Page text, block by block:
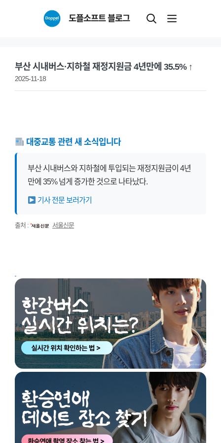
도플소프트 블로그
부산 시내버스·지하철 재정지원금 4년만에 35.5% ↑
2025-11-18
대중교통 관련 새 소식입니다
부산 시내버스와 지하철에 투입되는 재정지원금이 4년
만에 35% 넘게 증가한 것으로 나타났다.
기사 전문 보러가기
출처 : 서울신문